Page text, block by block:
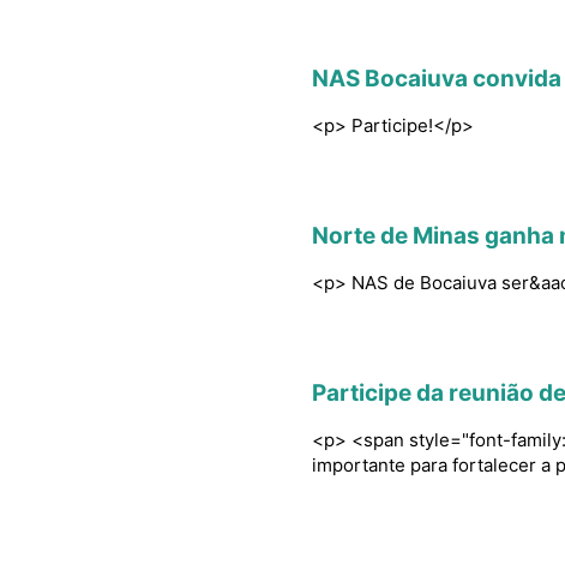
NAS Bocaiuva
<p> Participe!</p>
Norte de Minas ganha
<p> NAS de Bocaiuva
Participe da reunião
<p> <span style="font-
importante para fortalecer a